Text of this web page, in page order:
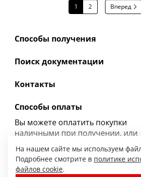
1 2 Вперед
Способы получения
Поиск документации
Контакты
Способы оплаты
Вы можете оплатить покупки
наличными при получении, или
другой способ оплаты.
На нашем сайте мы используем
Подробнее смотрите в политике
файлов cookie.